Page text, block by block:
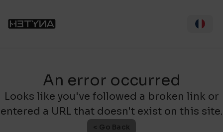
An error occurred
Looks like you've followed a broken link or
entered a URL that doesn't exist on this site.
< Go Back